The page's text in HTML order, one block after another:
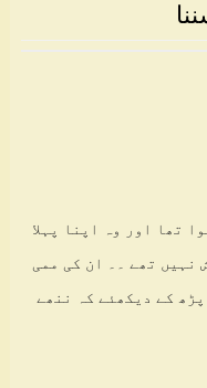
تھا اور وہ اپنا پہلا
نہیں تھے ۔۔ ان کی ممی
کے دیکھئے کہ ننھے